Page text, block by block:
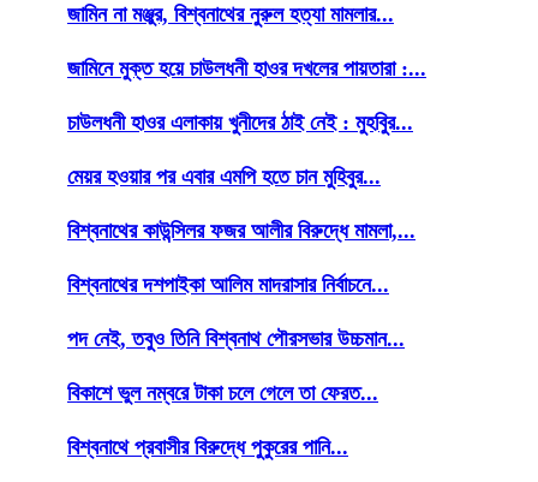
জামিন না মঞ্জুর, বিশ্বনাথের নুরুল হত্যা মামলার...
জামিনে মুক্ত হয়ে চাউলধনী হাওর দখলের পায়তারা :...
চাউলধনী হাওর এলাকায় খুনীদের ঠাই নেই : মুহবিুর...
মেয়র হওয়ার পর এবার এমপি হতে চান মুহিবুর...
বিশ্বনাথের কাউন্সিলর ফজর আলীর বিরুদ্ধে মামলা,...
বিশ্বনাথের দশপাইকা আলিম মাদরাসার নির্বাচনে...
পদ নেই, তবুও তিনি বিশ্বনাথ পৌরসভার উচ্চমান...
বিকাশে ভুল নম্বরে টাকা চলে গেলে তা ফেরত...
বিশ্বনাথে প্রবাসীর বিরুদ্ধে পুকুরের পানি...